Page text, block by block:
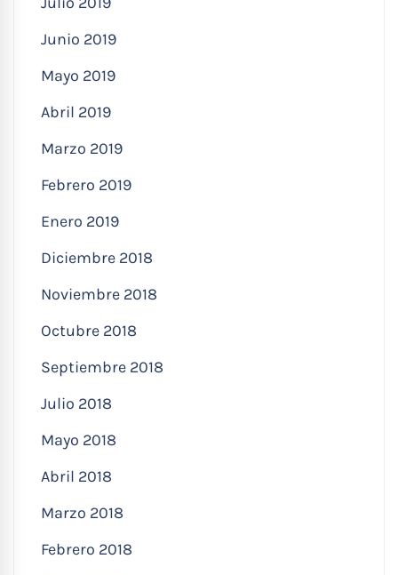
Junio 2019
Mayo 2019
Abril 2019
Marzo 2019
Febrero 2019
Enero 2019
Diciembre 2018
Noviembre 2018
Octubre 2018
Septiembre 2018
Julio 2018
Mayo 2018
Abril 2018
Marzo 2018
Febrero 2018